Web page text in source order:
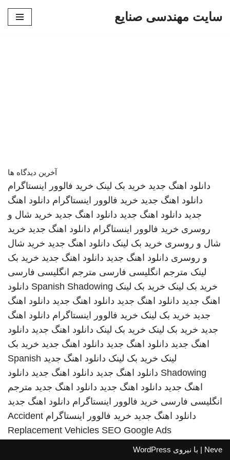
سایت مهندسی صنایع
آخرین دیدگاه ها
دانلود اهنگ جدید خرید بک لینک خرید فالوور اینستاگرام
دانلود اهنگ جدید خرید فالوور اینستاگرام دانلود اهنگ
جدید دانلود اهنگ جدید دانلود اهنگ جدید خرید شال و
روسری خرید فالوور اینستاگرام دانلود اهنگ جدید خرید
شال و روسری خرید بک لینک دانلود اهنگ جدید خرید شال
و روسری دانلود اهنگ جدید دانلود اهنگ جدید خرید بک
لینک مترجم انگلیسی فارسی مترجم انگلیسی فارسی
خرید بک لینک خرید بک لینک Spanish Shadowing دانلود
اهنگ جدید دانلود اهنگ جدید دانلود اهنگ جدید دانلود اهنگ
جدید خرید بک لینک خرید فالوور اینستاگرام دانلود اهنگ
جدید خرید بک لینک خرید بک لینک دانلود اهنگ جدید دانلود
اهنگ جدید دانلود اهنگ جدید دانلود اهنگ جدید خرید بک
لینک خرید بک لینک دانلود اهنگ جدید Spanish
Shadowing دانلود اهنگ جدید دانلود اهنگ جدید دانلود
اهنگ جدید دانلود اهنگ جدید دانلود اهنگ جدید مترجم
انگلیسی فارسی خرید فالوور اینستاگرام دانلود اهنگ جدید
دانلود اهنگ جدید خرید فالوور اینستاگرام Accident
Replacement Vehicles SEO Google Ads
Neve | با نیروی WordPress